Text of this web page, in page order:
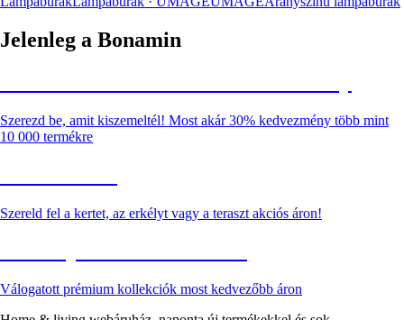
Jelenleg a Bonamin
Szerezd be, amit kiszemeltél! Most akár 30% kedvezmény több mint
10 000 termékre
Szereld fel a kertet, az erkélyt vagy a teraszt akciós áron!
Válogatott prémium kollekciók most kedvezőbb áron